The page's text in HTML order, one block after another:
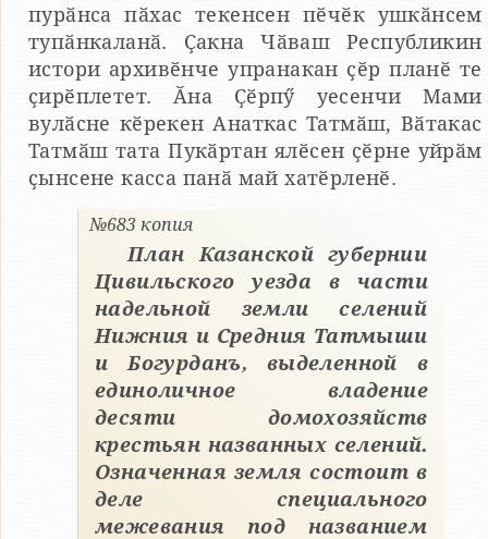
пурӑнса пӑхас текенсен пӗчӗк ушкӑнсем
тупӑнкаланӑ. Ҫакна Чӑваш Республикин
истори архивӗнче упранакан ҫӗр планӗ те
ҫирӗплетет. Ӑна Ҫӗрпӳ уесенчи Мами
вулӑсне кӗрекен Анаткас Татмӑш, Вӑтакас
Татмӑш тата Пукӑртан ялӗсен ҫӗрне уйрӑм
ҫынсене касса панӑ май хатӗрленӗ.
№683 копия
План Казанской губернии
Цивильского уезда в части
надельной земли селений
Нижния и Средния Татмыши
и Богурданъ, выделенной в
единоличное владение
десяти домохозяйств
крестьян названных селений.
Означенная земля состоит в
деле специального
межевания под названием